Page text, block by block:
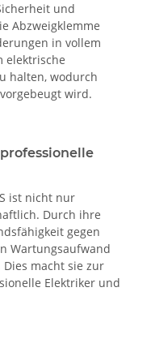
und
Abzweigklemme
in vollem
elektrische
halten, wodurch
wird.
ist nicht nur
Durch ihre
gegen
Wartungsaufwand
macht sie zur
Elektriker und